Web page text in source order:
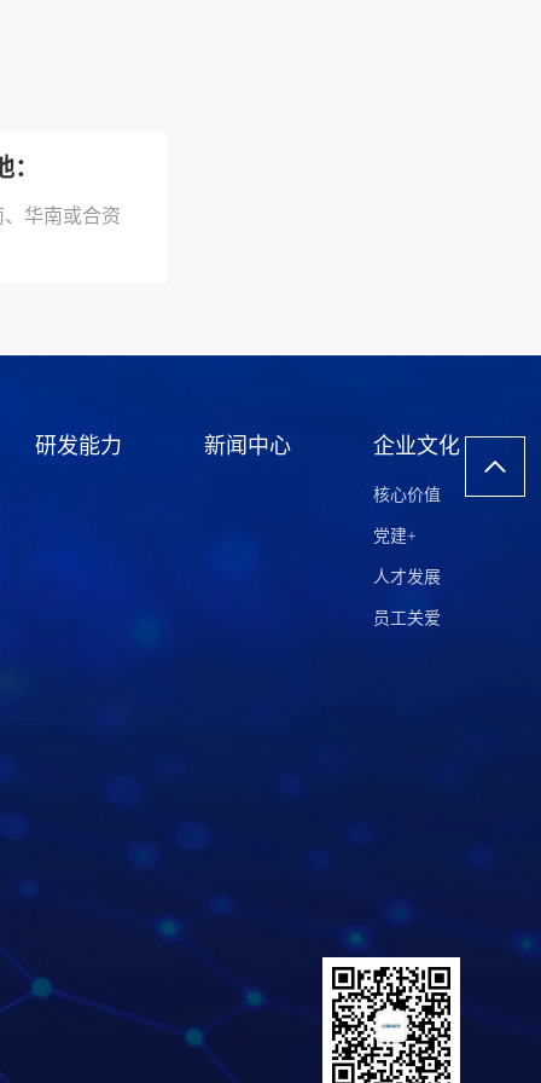
：
、华南或合资
研发能力 新闻中心 企业文化
核心价值
党建+
人才发展
员工关爱